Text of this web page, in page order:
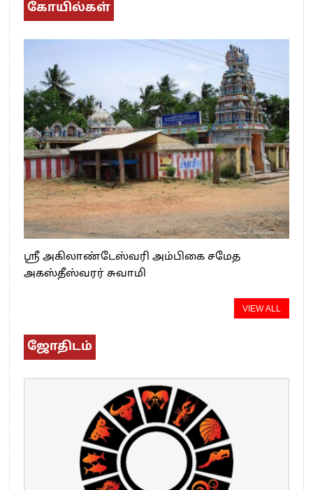
கோயில்கள்
ஸ்ரீ அகிலாண்டேஸ்வரி அம்பிகை சமேத
அகஸ்தீஸ்வரர் சுவாமி
VIEW ALL
ஜோதிடம்